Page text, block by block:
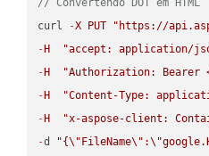
// Convertendo DOT em HTML
curl
-X PUT
"https://
- H
"accept: application/
- H
"Authorization: Bearer
- H
"Content-Type:
- H
"x-aspose-client:
-d "{\" FileName\" :\"